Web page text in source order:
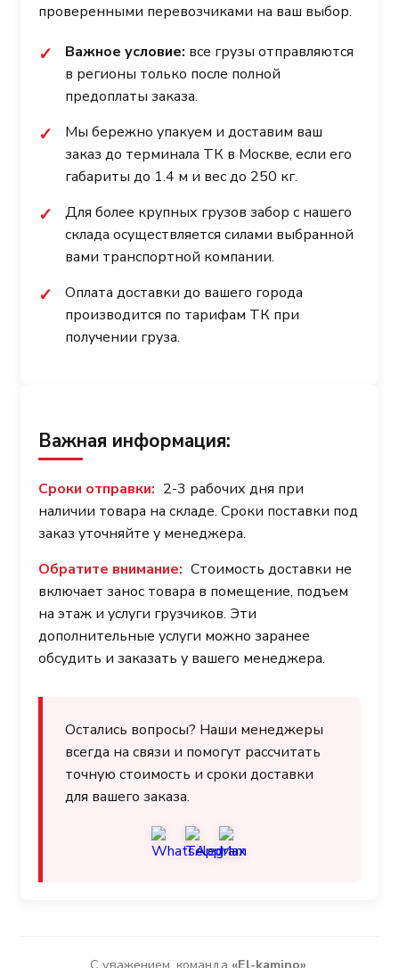
проверенными перевозчиками на ваш выбор.
✓ Важное условие: все грузы отправляются
в регионы только после полной
предоплаты заказа.
✓
Мы бережно упакуем и доставим ваш
заказ до терминала ТК в Москве, если его
габариты до 1.4 м и вес до 250 кг.
✓
Для более крупных грузов забор с нашего
склада осуществляется силами выбранной
вами транспортной компании.
✓
Оплата доставки до вашего города
производится по тарифам ТК при
получении груза.
Важная информация:
Сроки отправки: 2-3 рабочих дня при
наличии товара на складе. Сроки поставки под
заказ уточняйте у менеджера.
Обратите внимание: Стоимость доставки не
включает занос товара в помещение, подъем
на этаж и услуги грузчиков. Эти
дополнительные услуги можно заранее
обсудить и заказать у вашего менеджера.
Остались вопросы? Наши менеджеры
всегда на связи и помогут рассчитать
точную стоимость и сроки доставки
для вашего заказа.
С уважением, команда «El-kamino».